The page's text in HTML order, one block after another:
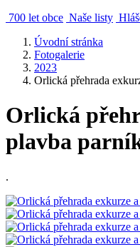
700 let obce Naše listy
Úvodní stránka
Fotogalerie
2023
Orlická přehrada
Orlická
plavba
.